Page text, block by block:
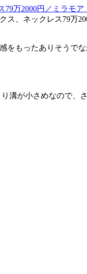
ス、ネックレス79万
もったありそうでな
溝が小さめなので、